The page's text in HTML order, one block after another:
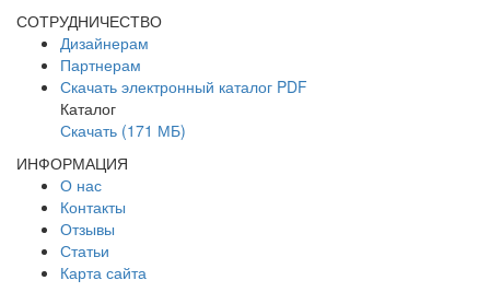
СОТРУДНИЧЕСТВО
Дизайнерам
Партнерам
Скачать электронный каталог PDF
Каталог
Скачать (171 МБ)
ИНФОРМАЦИЯ
О нас
Контакты
Отзывы
Статьи
Карта сайта